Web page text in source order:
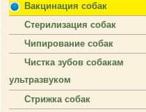
Вакцинация собак
Стерилизация собак
Чипирование собак
Чистка зубов собакам
ультразвуком
Стрижка собак